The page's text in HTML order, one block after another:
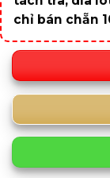
chỉ bán chẵn